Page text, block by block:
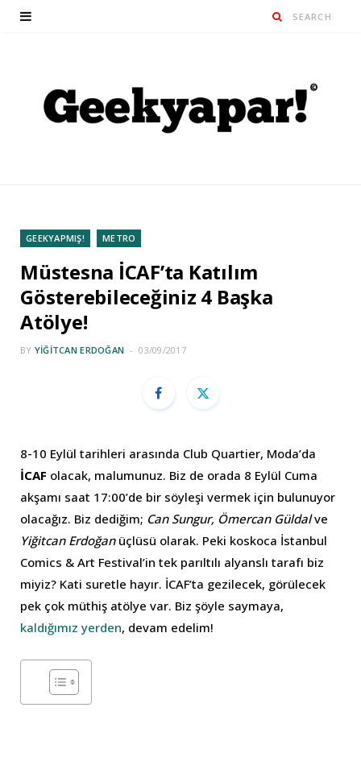
GEEKYAPMIŞ! METRO
Müstesna İCAF’ta Katılım
Gösterebileceğiniz 4 Başka
Atölye!
BY YIĞITCAN ERDOĞAN 03/09/2017
8-10 Eylül tarihleri arasında Club Quartier, Moda’da
İCAF olacak, malumunuz. Biz de orada 8 Eylül Cuma
akşamı saat 17:00’de bir söyleşi vermek için bulunuyor
olacağız. Biz dediğim; Can Sungur, Ömercan Güldalve
Yiğitcan Erdoğanüçlüsü olarak. Peki koskoca İstanbul
Comics & Art Festival’in tek parıltılı alyanslı tarafı biz
miyiz? Kati suretle hayır. İCAF’ta gezilecek, görülecek
pek çok müthiş atölye var. Biz şöyle saymaya,
kaldığımız yerden, devam edelim!